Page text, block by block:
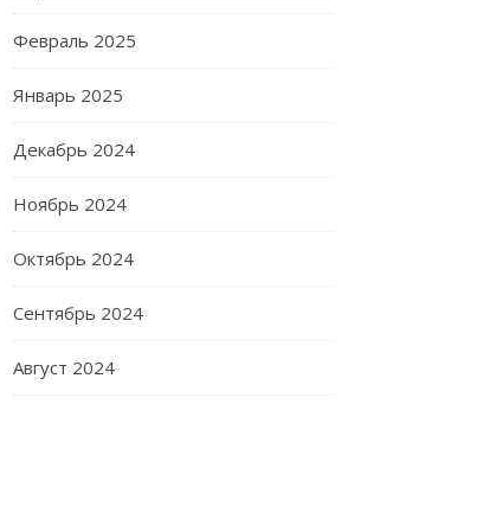
Февраль 2025
Январь 2025
Декабрь 2024
Ноябрь 2024
Октябрь 2024
Сентябрь 2024
Август 2024